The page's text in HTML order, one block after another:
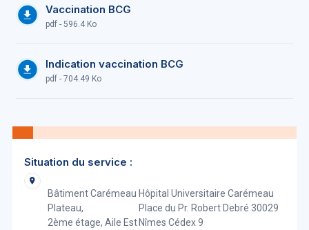
Situation du service :
Bâtiment Carémeau
Plateau,
2ème étage, Aile Est
Hôpital Universitaire Carémeau
Place du Pr. Robert Debré 30029
Nîmes Cédex 9
Vaccination BCG
pdf - 596.4 Ko
Indication vaccination BCG
pdf - 704.49 Ko